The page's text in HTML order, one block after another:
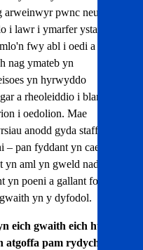
arweinwyr pwnc neu
i lawr i ymarfer ystafell
fwy abl i oedi a
nag ymateb yn
yn hyrwyddo
a rheoleiddio i blant yn
i oedolion. Mae
anodd gyda staff neu
pan fyddant yn cael y
yn aml yn gweld nad
poeni a gallant fod o
yn y dyfodol.
eich gwaith eich hun fel
atgoffa pam rydych